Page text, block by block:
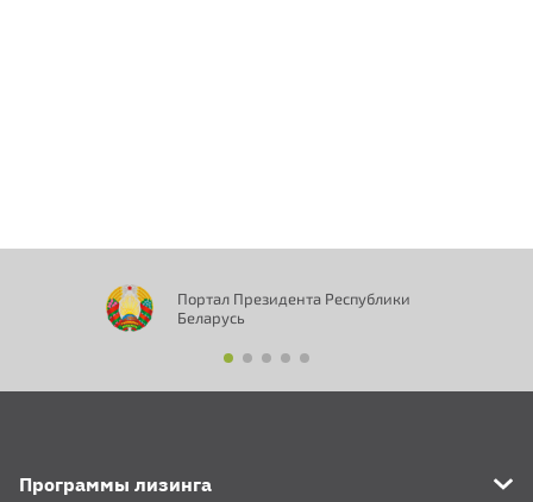
Портал Президента Республики
Беларусь
Программы лизинга